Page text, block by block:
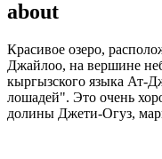
about
Красивое озеро,
Джайлоо, на вершине
кыргызского языка Ат-
лошадей". Это очень
долины Джети-Огуз,